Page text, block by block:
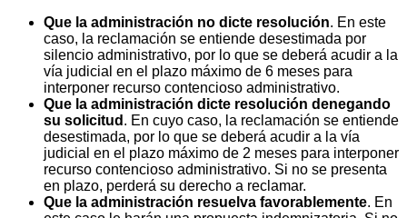
Que la administración no dicte resolución. En este
caso, la reclamación se entiende desestimada por
silencio administrativo, por lo que se deberá acudir a la
vía judicial en el plazo máximo de 6 meses para
interponer recurso contencioso administrativo.
Que la administración dicte resolución denegando
su solicitud . En cuyo caso, la reclamación se entiende
desestimada, por lo que se deberá acudir a la vía
judicial en el plazo máximo de 2 meses para interponer
recurso contencioso administrativo. Si no se presenta
en plazo, perderá su derecho a reclamar.
Que la administración resuelva favorablemente. En